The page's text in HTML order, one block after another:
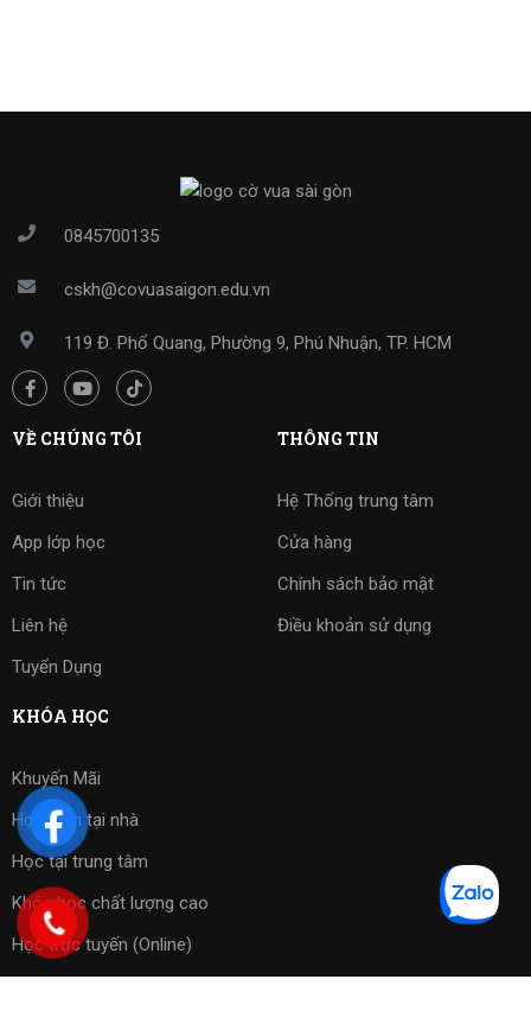
0845700135
cskh@covuasaigon.edu.vn
119 Đ. Phổ Quang, Phường 9, Phú Nhuận, TP. HCM
VỀ CHÚNG TÔI
Giới thiệu
App lớp học
Tin tức
Liên hệ
Tuyển Dụng
THÔNG TIN
Hệ Thống trung tâm
Cửa hàng
Chính sách bảo mật
Điều khoản sử dụng
KHÓA HỌC
Khuyến Mãi
Học kèm tại nhà
Học tại trung tâm
Khóa học chất lượng cao
Học trực tuyến (Online)